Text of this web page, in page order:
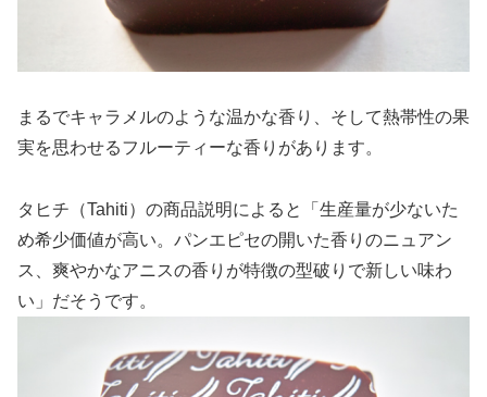
まるでキャラメルのような温かな香り、そして熱帯性の果
実を思わせるフルーティーな香りがあります。
タヒチ（Tahiti）の商品説明によると「生産量が少ないた
め希少価値が高い。パンエピセの開いた香りのニュアン
ス、爽やかなアニスの香りが特徴の型破りで新しい味わ
い」だそうです。